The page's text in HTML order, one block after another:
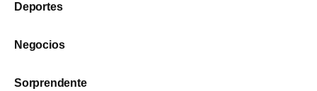
Deportes
Negocios
Sorprendente